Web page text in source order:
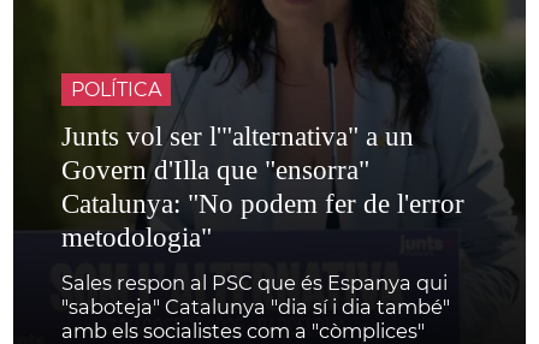
POLÍTICA
Junts vol ser l'"alternativa" a un
Govern d'Illa que "ensorra"
Catalunya: "No podem fer de l'error
metodologia"
Sales respon al PSC que és Espanya qui
"saboteja" Catalunya "dia sí i dia també"
amb els socialistes com a "còmplices"